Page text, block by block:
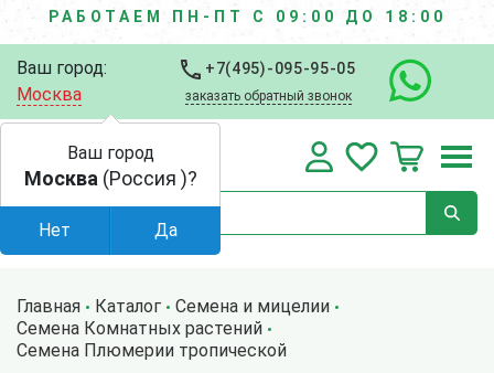
РАБОТАЕМ ПН-ПТ С 09:00 ДО 18:00
Ваш город:
Москва
+7(495)-095-95-05
заказать обратный звонок
Главная Каталог
Семена и мицелии
Семена Комнатных растений
Семена Плюмерии тропической
Ваш город
Москва (Россия )?
Нет Да